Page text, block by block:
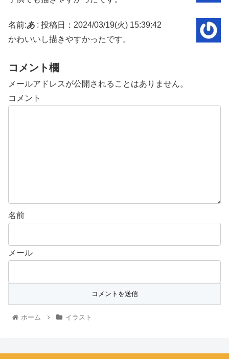
名前:あ : 投稿日：2024/03/19(火) 15:39:42
かわいいし描きやすかったです。
コメント欄
メールアドレスが公開されることはありません。
コメント
名前
メール
ホーム イラスト